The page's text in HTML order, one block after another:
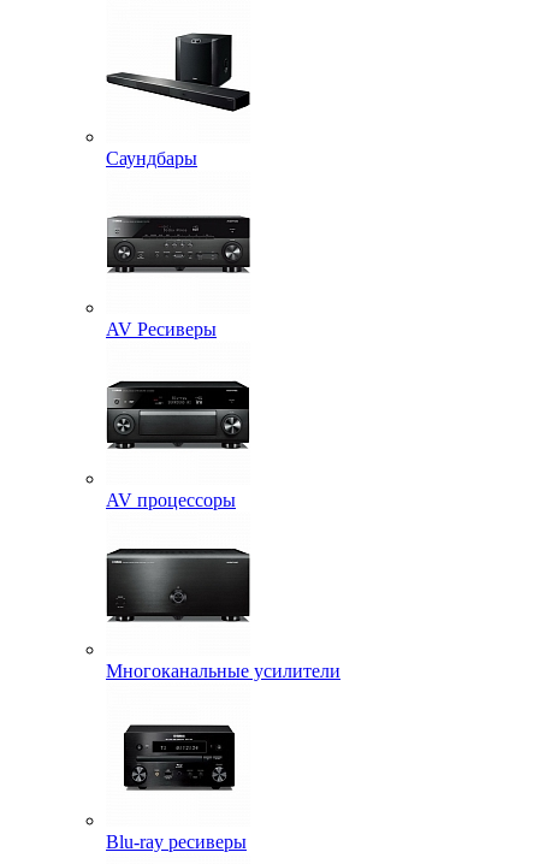
Саундбары
AV Ресиверы
AV процессоры
Многоканальные усилители
Blu-ray ресиверы